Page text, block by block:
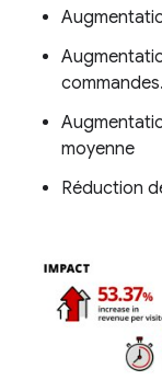
commandes.
moyenne
Réduction